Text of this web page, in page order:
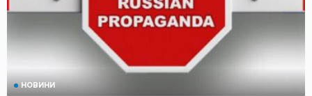
НОВИНИ